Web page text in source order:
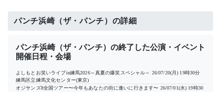
パンチ浜崎（ザ・パンチ）の詳細
パンチ浜崎（ザ・パンチ）の終了した公演・イベント
開催日程・会場
よしもとお笑いライブin練馬2026～真夏の爆笑スペシャル～ 26/07/20(月) 19時30分
練馬区立練馬文化センター(東京)
オジサンズ8全国ツアー〜今年もあなたの街に逢いに行きます〜 26/07/01(水) 19時30